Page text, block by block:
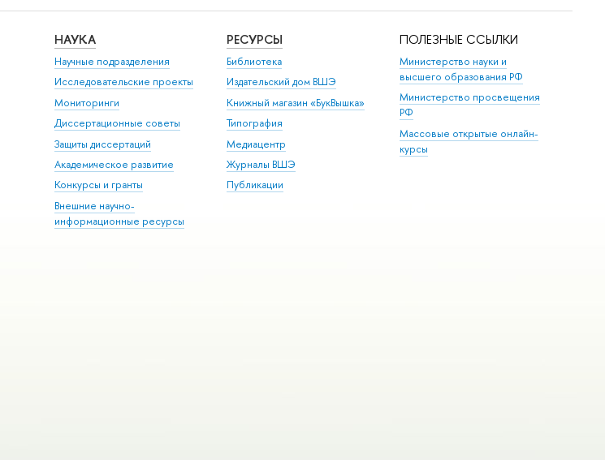
НАУКА
Научные подразделения
Исследовательские проекты
Мониторинги
Диссертационные советы
Защиты диссертаций
Академическое развитие
Конкурсы и гранты
Внешние научно-
информационные ресурсы
РЕСУРСЫ
Библиотека
Издательский дом ВШЭ
Книжный магазин «БукВышка»
Типография
Медиацентр
Журналы ВШЭ
Публикации
ПОЛЕЗНЫЕ ССЫЛКИ
Министерство науки и
высшего образования РФ
Министерство просвещения
РФ
Массовые открытые онлайн-
курсы